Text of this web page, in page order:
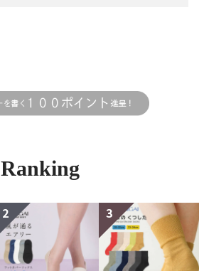
Ranking